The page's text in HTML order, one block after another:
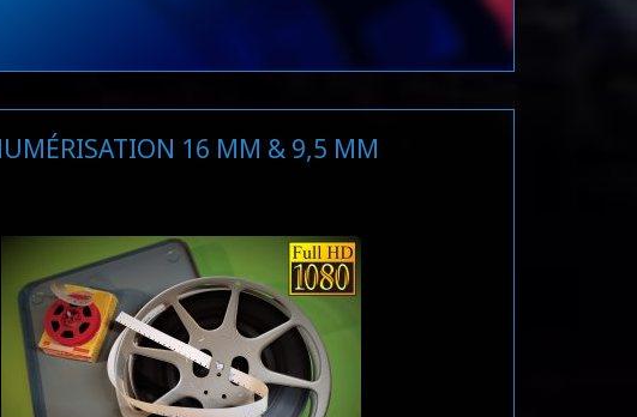
16 MM & 9,5 MM